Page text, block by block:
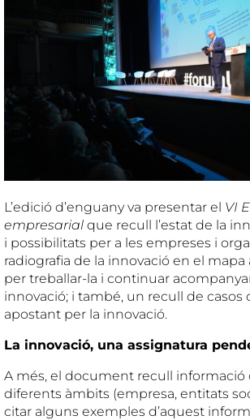
L’edició d’enguany va presentar el VI
empresarial que recull l’estat de la
i possibilitats per a les empreses i
radiografia de la innovació en el
per treballar-la i continuar
innovació; i també, un recull de casos
apostant per la innovació.
La innovació, una assignatura
A més, el document recull informació
diferents àmbits (empresa, entitats
citar alguns exemples d’aquest